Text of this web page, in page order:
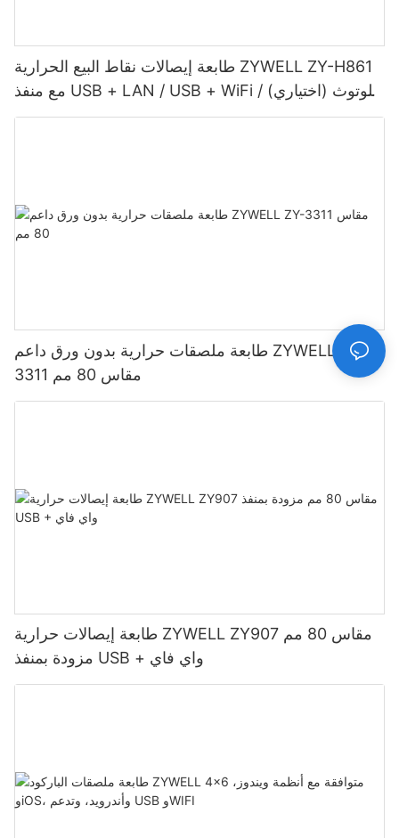
طابعة إيصالات نقاط البيع الحرارية ZYWELL ZY-H861
مع منفذ USB + LAN / USB + WiFi / بلوتوث (اختياري)
- أسود
طابعة ملصقات حرارية بدون ورق داعم ZYWELL ZY-
3311 مقاس 80 مم
طابعة إيصالات حرارية ZYWELL ZY907 مقاس 80 مم
مزودة بمنفذ USB + واي فاي